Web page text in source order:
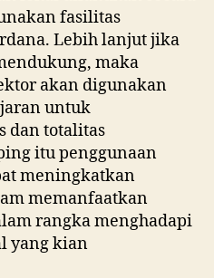
fasilitas
Lebih lanjut jika
maka
akan digunakan
untuk
dan totalitas
itu penggunaan
meningkatkan
memanfaatkan
rangka menghadapi
yang kian